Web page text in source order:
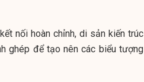
nối hoàn chỉnh, di sản kiến trúc
ghép để tạo nên các biểu tượng